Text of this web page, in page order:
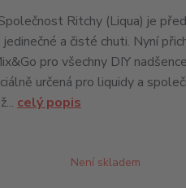
Ritchy (Liqua) je
jedinečné a čisté chuti. Nyní
pro všechny DIY
určená pro liquidy a
celý popis
Není skladem